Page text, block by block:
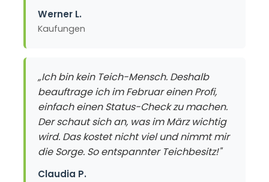
Werner L.
Kaufungen
„Ich bin kein Teich-Mensch. Deshalb
beauftrage ich im Februar einen Profi,
einfach einen Status-Check zu machen.
Der schaut sich an, was im März wichtig
wird. Das kostet nicht viel und nimmt mir
die Sorge. So entspannter Teichbesitz!"
Claudia P.